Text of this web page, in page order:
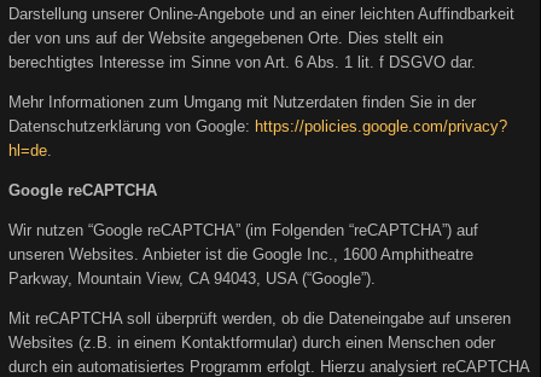
Darstellung unserer Online-Angebote und an einer leichten Auffindbarkeit
der von uns auf der Website angegebenen Orte. Dies stellt ein
berechtigtes Interesse im Sinne von Art. 6 Abs. 1 lit. f DSGVO dar.
Mehr Informationen zum Umgang mit Nutzerdaten finden Sie in der
Datenschutzerklärung von Google: https://policies.google.com/privacy?
hl=de
Google reCAPTCHA
Wir nutzen “Google reCAPTCHA” (im Folgenden “reCAPTCHA”) auf
unseren Websites. Anbieter ist die Google Inc., 1600 Amphitheatre
Parkway, Mountain View, CA 94043, USA (“Google”).
Mit reCAPTCHA soll überprüft werden, ob die Dateneingabe auf unseren
Websites (z.B. in einem Kontaktformular) durch einen Menschen oder
durch ein automatisiertes Programm erfolgt. Hierzu analysiert reCAPTCHA